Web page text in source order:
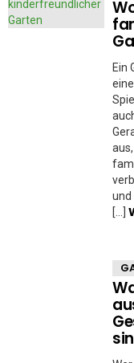
Ein
und
[…]